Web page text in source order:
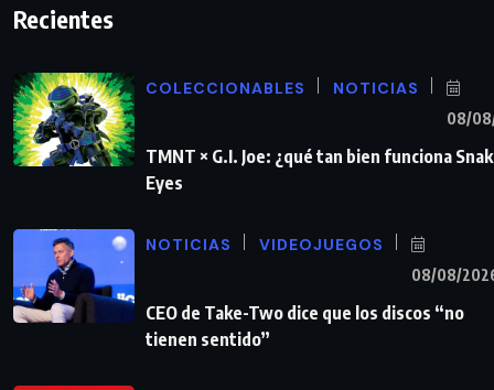
Recientes
COLECCIONABLES NOTICIAS
08/
TMNT × G.I. Joe: ¿qué tan bien funciona
Eyes
NOTICIAS VIDEOJUEGOS
08/08/
CEO de Take-Two dice que los discos “no
tienen sentido”